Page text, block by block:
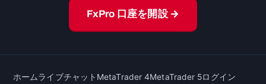
FxPro 口座を開設 →
ホームライブチャット MetaTrader 4MetaTrader 5ログイン